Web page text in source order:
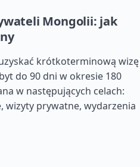
Mongolii: jak
krótkoterminową wizę
do 90 dni w okresie 180
w następujących celach:
wizyty prywatne, wydarzenia